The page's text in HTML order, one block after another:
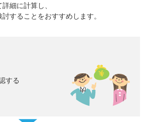
細に計算し、
することをおすすめします。
する